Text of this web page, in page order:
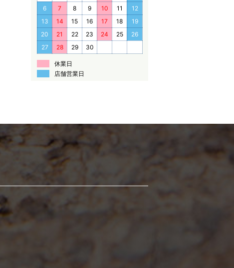
6
7 8 9 10 11
12
13
14 15 16 17 18
19
20
21 22 23 24 25
26
27
28 29 30
休業日
店舗営業日